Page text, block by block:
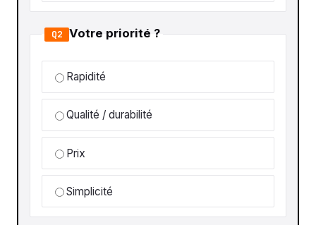
Q2 Votre priorité ?
Rapidité
Qualité / durabilité
Prix
Simplicité